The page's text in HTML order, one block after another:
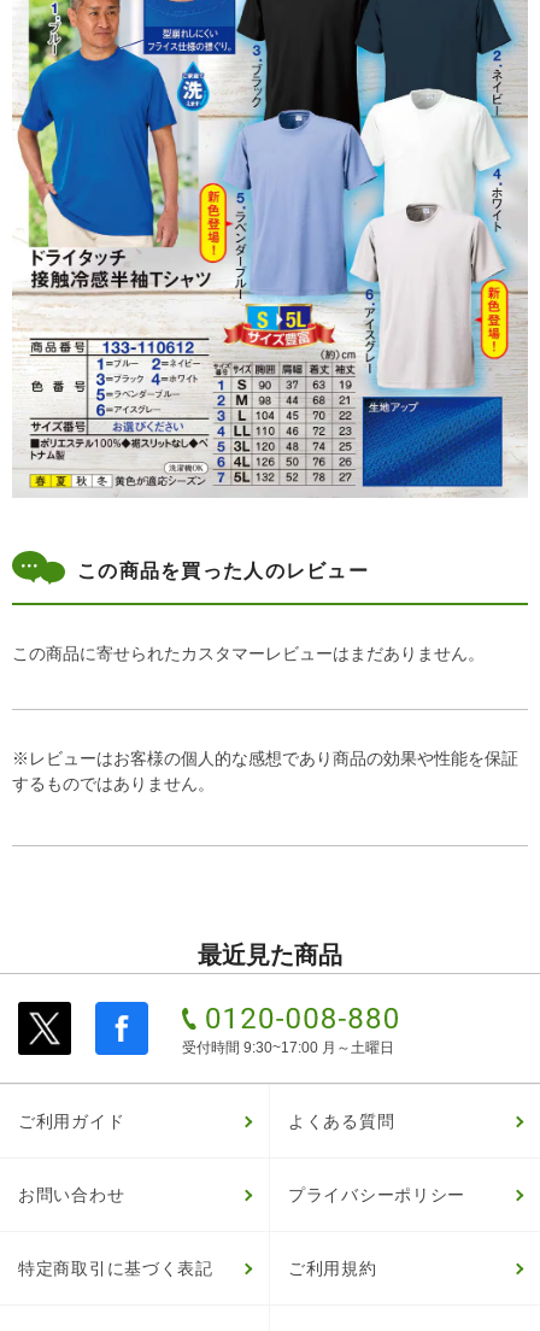
この商品を買った人のレビュー
この商品に寄せられたカスタマーレビューはまだありません。
※レビューはお客様の個人的な感想であり商品の効果や性能を保証
するものではありません。
最近見た商品
受付時間 9:30~17:00 月～土曜日
ご利用ガイド よくある質問
お問い合わせ プライバシーポリシー
特定商取引に基づく表記 ご利用規約